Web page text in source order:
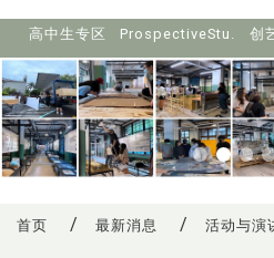
高中生专区 ProspectiveStu. 创
首页 最新消息 活动与演